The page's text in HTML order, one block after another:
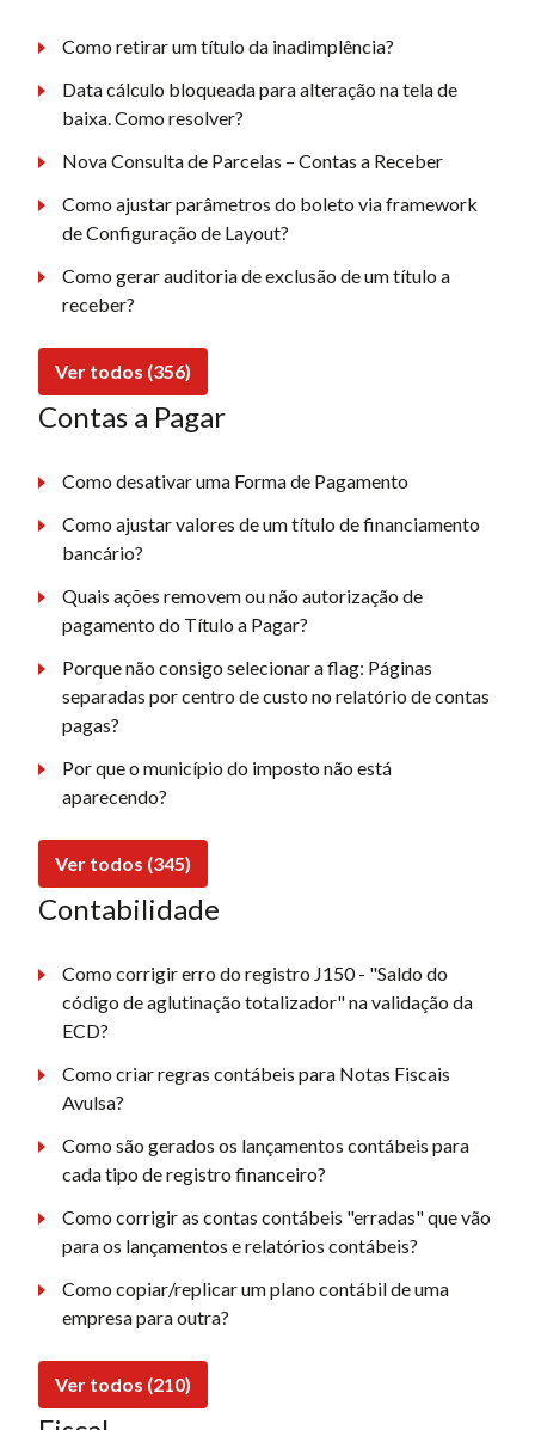
Como retirar um título da inadimplência?
Data cálculo bloqueada para alteração na tela de
baixa. Como resolver?
Nova Consulta de Parcelas – Contas a Receber
Como ajustar parâmetros do boleto via framework
de Configuração de Layout?
Como gerar auditoria de exclusão de um título a
receber?
Ver todos (356)
Contas a Pagar
Como desativar uma Forma de Pagamento
Como ajustar valores de um título de financiamento
bancário?
Quais ações removem ou não autorização de
pagamento do Título a Pagar?
Porque não consigo selecionar a flag: Páginas
separadas por centro de custo no relatório de contas
pagas?
Por que o município do imposto não está
aparecendo?
Ver todos (345)
Contabilidade
Como corrigir erro do registro J150 - "Saldo do
código de aglutinação totalizador" na validação da
ECD?
Como criar regras contábeis para Notas Fiscais
Avulsa?
Como são gerados os lançamentos contábeis para
cada tipo de registro financeiro?
Como corrigir as contas contábeis "erradas" que vão
para os lançamentos e relatórios contábeis?
Como copiar/replicar um plano contábil de uma
empresa para outra?
Ver todos (210)